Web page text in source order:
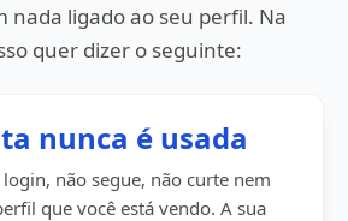
nada ligado ao seu perfil. Na
quer dizer o seguinte:
nunca é usada
não segue, não curte nem
que você está vendo. A sua